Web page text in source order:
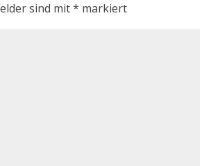
sind mit* markiert